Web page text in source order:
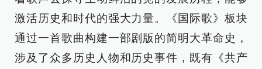
激活历史和时代的强大力量。《国际歌》板块
通过一首歌曲构建一部剧版的简明大革命史，
涉及了众多历史人物和历史事件，既有《共产